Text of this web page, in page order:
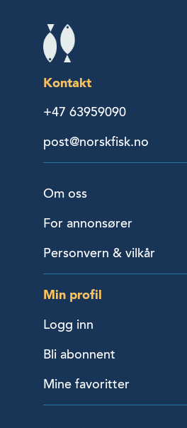
Kontakt
+47 63959090
post@norskfisk.no
Om oss
For annonsører
Personvern & vilkår
Min profil
Logg inn
Bli abonnent
Mine favoritter